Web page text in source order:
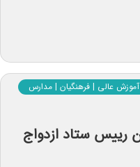
آموزش عالی | فرهنگیان | مدارس
رییس ستاد ازدواج